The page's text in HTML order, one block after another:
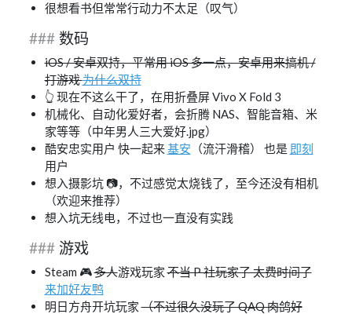
很想看书但常常行动力不太足（叹气）
数码
iOS / 安卓双持，平常用 iOS 多一点，安卓用来搞机 /
打游戏为什么双持
👆 现在不这么干了，在用折叠屏 Vivo X Fold 3
机械化、自动化爱好者，会折腾 NAS、智能音箱、米
家等等（中年男人三大爱好.jpg）
酷安忠实用户 快一起来基安 （流汗滑稽） 也是 即刻
用户
想入摄影坑 📷，不过感觉太烧钱了，至今还没有相机
（欢迎来推荐）
想入坑无线电，不过也一直没有实践
游戏
Steam 🎮多人游戏玩家不当 P 社玩家了 太费时间了
来加好友鸭
明日方舟开坑玩家（不过很久没玩了 QAQ 肉鸽好